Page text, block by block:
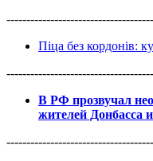
Піца без кордонів:
В РФ прозвучал
жителей Донбасса